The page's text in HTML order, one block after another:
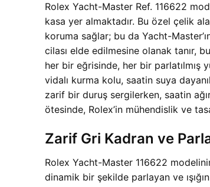
Rolex Yacht-Master Ref. 116622
kasa yer almaktadır. Bu özel çelik
koruma sağlar; bu da Yacht-
cilası elde edilmesine olanak tanır,
her bir eğrisinde, her bir parlatılmış
vidalı kurma kolu, saatin suya
zarif bir duruş sergilerken, saatin
ötesinde, Rolex’in mühendislik ve
Zarif Gri Kadran ve
Rolex Yacht-Master 116622
dinamik bir şekilde parlayan ve